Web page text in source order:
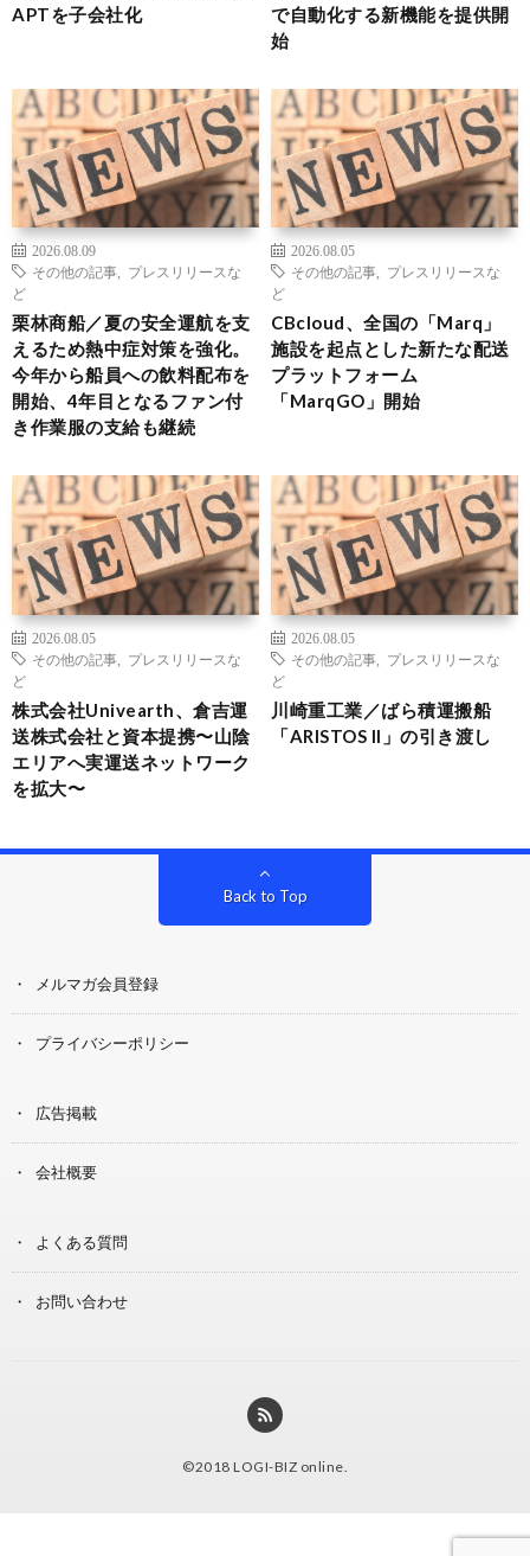
APTを子会社化
で自動化する新機能を提供開
始
2026.08.09
その他の記事
プレスリリースな
ど
栗林商船／夏の安全運航を支
えるため熱中症対策を強化。
今年から船員への飲料配布を
開始、4年目となるファン付
き作業服の支給も継続
2026.08.05
その他の記事
プレスリリースな
ど
CBcloud、全国の「Marq」
施設を起点とした新たな配送
プラットフォーム
「MarqGO」開始
2026.08.05
その他の記事
プレスリリースな
ど
株式会社Univearth、倉吉運
送株式会社と資本提携〜山陰
エリアへ実運送ネットワーク
を拡大〜
2026.08.05
その他の記事
プレスリリースな
ど
川崎重工業／ばら積運搬船
「ARISTOS II」の引き渡し
Back to Top
メルマガ会員登録
プライバシーポリシー
広告掲載
会社概要
よくある質問
お問い合わせ
©2018 LOGI-BIZ online